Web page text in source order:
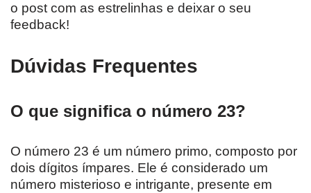
o post com as estrelinhas e deixar o seu
feedback!
Dúvidas Frequentes
O que significa o número 23?
O número 23 é um número primo, composto por
dois dígitos ímpares. Ele é considerado um
número misterioso e intrigante, presente em